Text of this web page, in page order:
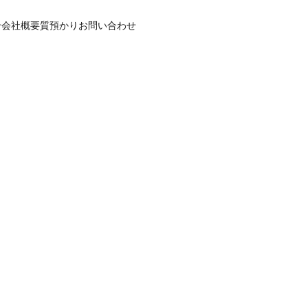
会社概要質預かり お問い合わせ